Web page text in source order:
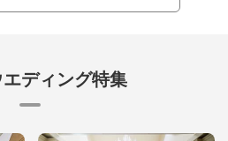
ディング特集